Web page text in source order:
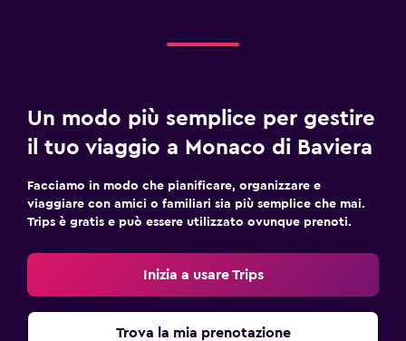
Un modo più semplice per gestire
il tuo viaggio a Monaco di Baviera
Facciamo in modo che pianificare, organizzare e
viaggiare con amici o familiari sia più semplice che mai.
Trips è gratis e può essere utilizzato ovunque prenoti.
Inizia a usare Trips
Trova la mia prenotazione